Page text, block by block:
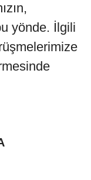
yönde. İlgili